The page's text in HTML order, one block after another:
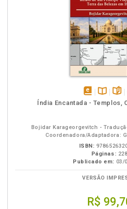
disponível
Índia Encantada - Templos,
Bojidar Karageorgevitch -
Coordenadora/Adaptadora:
ISBN:
Páginas: 228
Publicado em: 03/
VERSÃO
R$